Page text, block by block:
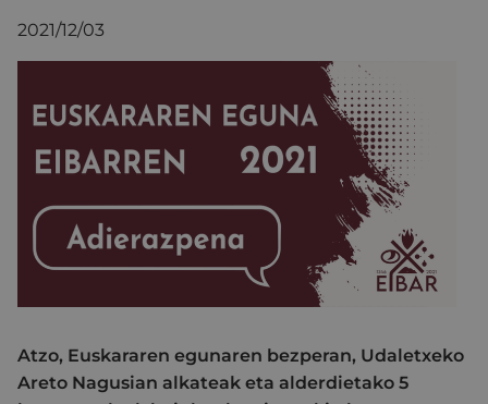
2021/12/03
Atzo, Euskararen egunaren bezperan, Udaletxeko
Areto Nagusian alkateak eta alderdietako 5